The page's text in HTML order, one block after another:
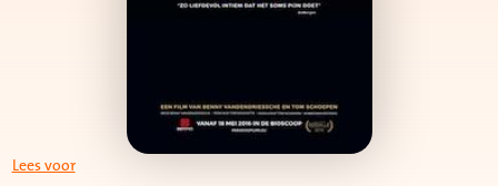
Lees voor